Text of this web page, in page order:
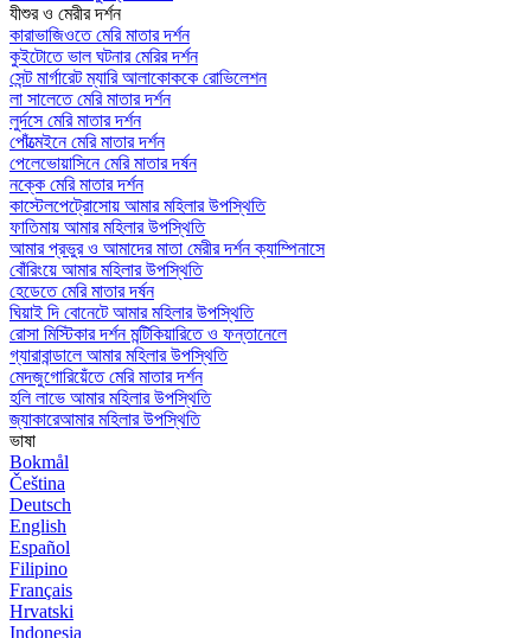
যীশুর ও মেরীর দর্শন
কারাভাজিওতে মেরি মাতার দর্শন
কুইটোতে ভাল ঘটনার মেরির দর্শন
সেন্ট মার্গারেট ম্যারি আলাকোককে রোভিলেশন
লা সালেতে মেরি মাতার দর্শন
লুর্দসে মেরি মাতার দর্শন
পোঁত্মেইনে মেরি মাতার দর্শন
পেলেভোয়াসিনে মেরি মাতার দর্ষন
নক্কে মেরি মাতার দর্শন
কাস্টেলপেট্রোসোয় আমার মহিলার উপস্থিতি
ফাতিমায় আমার মহিলার উপস্থিতি
আমার প্রভুর ও আমাদের মাতা মেরীর দর্শন ক্যাম্পিনাসে
বোঁরিংয়ে আমার মহিলার উপস্থিতি
হেডেতে মেরি মাতার দর্ষন
ঘিয়াই দি বোনেটে আমার মহিলার উপস্থিতি
রোসা মিস্টিকার দর্শন মন্টিকিয়ারিতে ও ফন্তানেলে
গ্যারাবান্ডালে আমার মহিলার উপস্থিতি
মেদজুগোরিয়েঁতে মেরি মাতার দর্শন
হলি লাভে আমার মহিলার উপস্থিতি
জ্যাকারেআমার মহিলার উপস্থিতি
ভাষা
Bokmål
Čeština
Deutsch
English
Español
Filipino
Français
Hrvatski
Indonesia